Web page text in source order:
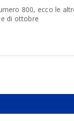
800, ecco le
di ottobre